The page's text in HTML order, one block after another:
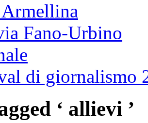
Fano-Urbino
di giornalismo
‘ allievi ’